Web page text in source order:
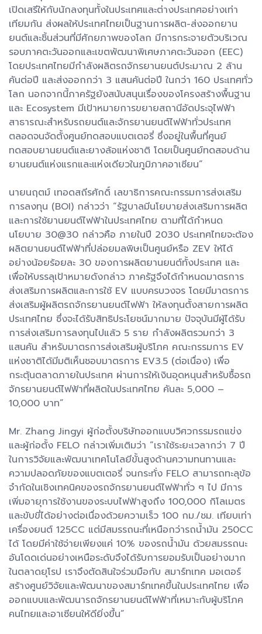
เปิดเสรีให้กับนักลงทุนทั้งในประเทศและต่างประเทศอย่างเท่า
เทียมกัน ส่งผลให้ประเทศไทยเป็นฐานการผลิต-ส่งออกยาน
ยนต์และชิ้นส่วนที่มีศักยภาพของโลก มีการกระจายตัวบริเวณ
รอบภาคตะวันออกและเขตพัฒนาพิเศษภาคตะวันออก (EEC)
โดยประเทศไทยมีกำลังผลิตรถจักรยานยนต์ประมาณ 2 ล้าน
คันต่อปี และส่งออกกว่า 3 แสนคันต่อปี ในกว่า 160 ประเทศทั่ว
โลก นอกจากนี้ภาครัฐยังสนับสนุนเรื่องของโครงสร้างพื้นฐาน
และ Ecosystem มีเป้าหมายการขยายสถานีอัดประจุไฟฟ้า
สาธารณะสำหรับรถยนต์และจักรยานยนต์ไฟฟ้าทั่วประเทศ
ตลอดจนจัดตั้งศูนย์ทดสอบแบตเตอรี่ ซึ่งอยู่ในพื้นที่ศูนย์
ทดสอบยานยนต์และยางล้อแห่งชาติ โดยเป็นศูนย์ทดสอบด้าน
ยานยนต์แห่งแรกและแห่งเดียวในภูมิภาคอาเซียน”
นายนฤตม์ เทอดสถีรศักดิ์ เลขาธิการคณะกรรมการส่งเสริม
การลงทุน (BOI) กล่าวว่า “รัฐบาลมีนโยบายส่งเสริมการผลิต
และการใช้ยานยนต์ไฟฟ้าในประเทศไทย ตามที่ได้กำหนด
นโยบาย 30@30 กล่าวคือ ภายในปี 2030 ประเทศไทยจะต้อง
ผลิตยานยนต์ไฟฟ้าที่ปล่อยมลพิษเป็นศูนย์หรือ ZEV ให้ได้
อย่างน้อยร้อยละ 30 ของการผลิตยานยนต์ทั้งประเทศ และ
เพื่อให้บรรลุเป้าหมายดังกล่าว ภาครัฐจึงได้กำหนดมาตรการ
ส่งเสริมการผลิตและการใช้ EV แบบครบวงจร โดยมีมาตรการ
ส่งเสริมผู้ผลิตรถจักรยานยนต์ไฟฟ้า ให้ลงทุนตั้งสายการผลิต
ประเทศไทย ซึ่งจะได้รับสิทธิประโยชน์มากมาย ปัจจุบันมีผู้ได้รับ
การส่งเสริมการลงทุนไปแล้ว 5 ราย กำลังผลิตรวมกว่า 3
แสนคัน สำหรับมาตรการส่งเสริมผู้บริโภค คณะกรรมการ EV
แห่งชาติได้มีมติเห็นชอบมาตรการ EV3.5 (ต่อเนื่อง) เพื่อ
กระตุ้นตลาดภายในประเทศ ผ่านการให้เงินอุดหนุนสำหรับซื้อรถ
จักรยานยนต์ไฟฟ้าที่ผลิตในประเทศไทย คันละ 5,000 –
10,000 บาท”
Mr. Zhang Jingyi ผู้ก่อตั้งบริษัทออกแบบวิศวกรรมรถแข่ง
และผู้ก่อตั้ง FELO กล่าวเพิ่มเติมว่า “เราใช้ระยะเวลากว่า 7 ปี
ในการวิจัยและพัฒนาเทคโนโลยีขั้นสูงด้านความทนทานและ
ความปลอดภัยของแบตเตอรี่ จนกระทั่ง FELO สามารถทะลุข้อ
จำกัดในเชิงเทคนิคของรถจักรยานยนต์ไฟฟ้าทั่ว ๆ ไป มีการ
เพิ่มอายุการใช้งานของระบบไฟฟ้าสูงถึง 100,000 กิโลเมตร
และขับขี่ได้อย่างต่อเนื่องด้วยความเร็ว 100 กม./ชม. เทียบเท่า
เครื่องยนต์ 125CC แต่มีสมรรถนะที่เหนือกว่ารถน้ำมัน 250CC
ได้ โดยมีค่าใช้จ่ายเพียงแค่ 10% ของรถน้ำมัน ด้วยสมรรถนะ
อันโดดเด่นอย่างเหนือระดับจึงได้รับการยอมรับเป็นอย่างมาก
ในตลาดยุโรป เราจึงตัดสินใจร่วมมือกับ สมาร์ทเทค มอเตอร์
สร้างศูนย์วิจัยและพัฒนาของสมาร์ทเทคขึ้นในประเทศไทย เพื่อ
ออกแบบและพัฒนารถจักรยานยนต์ไฟฟ้าที่เหมาะกับผู้บริโภค
คนไทยและอาเซียนให้ดียิ่งขึ้น”